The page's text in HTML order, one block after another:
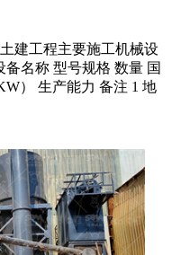
建工程主要施工机械设
名称 型号规格 数量 国
） 生产能力 备注 1 地